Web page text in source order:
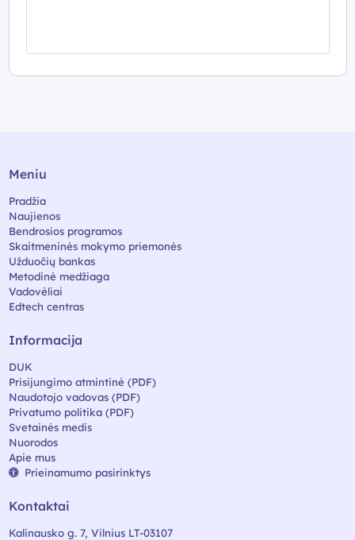
Meniu
Pradžia
Naujienos
Bendrosios programos
Skaitmeninės mokymo priemonės
Užduočių bankas
Metodinė medžiaga
Vadovėliai
Edtech centras
Informacija
DUK
Prisijungimo atmintinė (PDF)
Naudotojo vadovas (PDF)
Privatumo politika (PDF)
Svetainės medis
Nuorodos
Apie mus
Prieinamumo pasirinktys
Kontaktai
Kalinausko g. 7, Vilnius LT-03107